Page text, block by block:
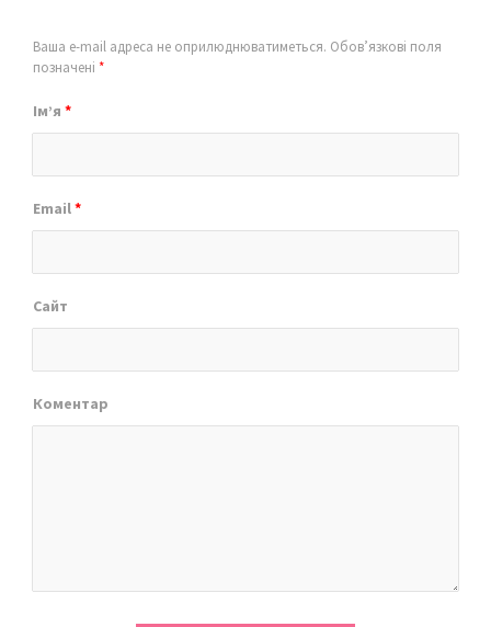
Ваша e-mail адреса не оприлюднюватиметься. Обов’язкові поля
позначені *
Ім’я *
Email*
Сайт
Коментар